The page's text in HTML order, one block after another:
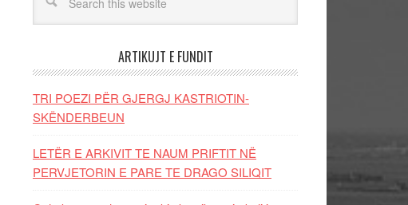
ARTIKUJT E FUNDIT
TRI POEZI PËR GJERGJ KASTRIOTIN-
SKËNDERBEUN
LETËR E ARKIVIT TE NAUM PRIFTIT NË
PERVJETORIN E PARE TE DRAGO SILIQIT